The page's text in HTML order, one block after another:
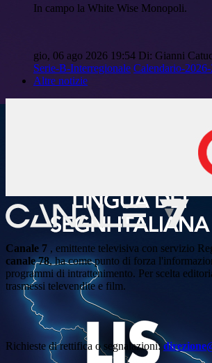
In campo la White Wise Monopoli.
gio, 06 ago 2026 19:54 Di: Gianni
Serie-B-Interregionale Calendario-
Altre notizie
Canale 7 , emittente televisiva con servizio
canale 78, ha come punto di forza
programmi di intrattenimento. Per scelta
trasmessi televendite e film.
Richieste di rettifica o segnalazioni: